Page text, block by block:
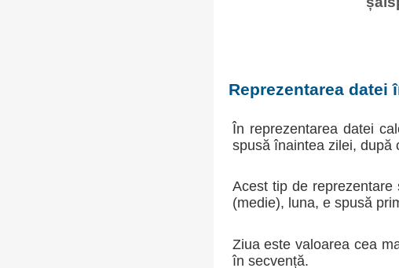
Reprezentarea datei
În reprezentarea datei
spusă înaintea zilei, după
Acest tip de
(medie), luna, e spusă
Ziua este valoarea cea
în secvență.